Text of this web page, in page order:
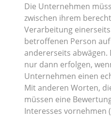
Die Unternehmen
zwischen ihrem
Verarbeitung
betroffenen Person
andererseits
nur dann erfolgen,
Unternehmen einen
Mit anderen Worten,
müssen eine
Interesses vornehmen